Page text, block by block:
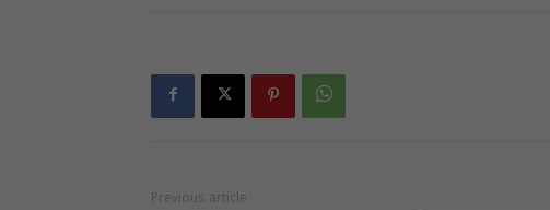
Previous article